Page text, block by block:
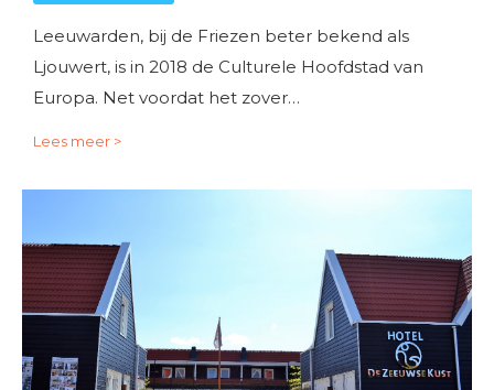
Leeuwarden, bij de Friezen beter bekend als
Ljouwert, is in 2018 de Culturele Hoofdstad van
Europa. Net voordat het zover…
Lees meer >